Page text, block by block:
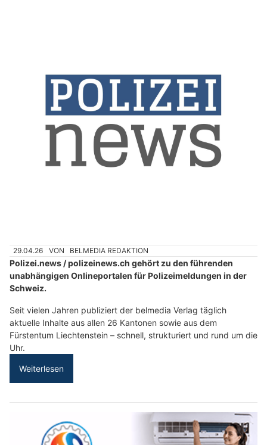
29.04.26 VON BELMEDIA REDAKTION
Polizei.news / polizeinews.ch gehört zu den führenden
unabhängigen Onlineportalen für Polizeimeldungen in der
Schweiz.
Seit vielen Jahren publiziert der belmedia Verlag täglich
aktuelle Inhalte aus allen 26 Kantonen sowie aus dem
Fürstentum Liechtenstein – schnell, strukturiert und rund um die
Uhr.
Weiterlesen